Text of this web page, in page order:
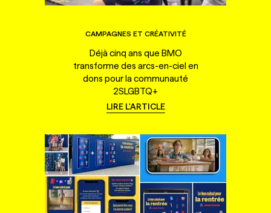
CAMPAGNES ET CRÉATIVITÉ
Déjà cinq ans que BMO
transforme des arcs-en-ciel en
dons pour la communauté
2SLGBTQ+
LIRE L'ARTICLE